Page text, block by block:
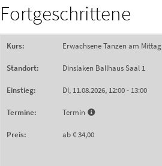
Fortgeschrittene
Erwachsene Tanzen am Mittag
Dinslaken Ballhaus Saal 1
DI, 11.08.2026, 12:00 - 13:00
Termin
ab € 34,00